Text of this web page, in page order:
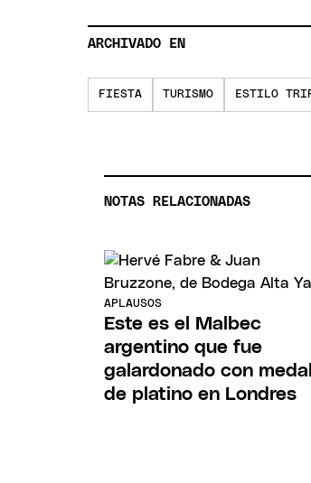
ARCHIVADO EN
FIESTA TURISMO ESTILO
NOTAS RELACIONADAS
APLAUSOS
Este es el Malbec
argentino que fue
galardonado con
de platino en Londres